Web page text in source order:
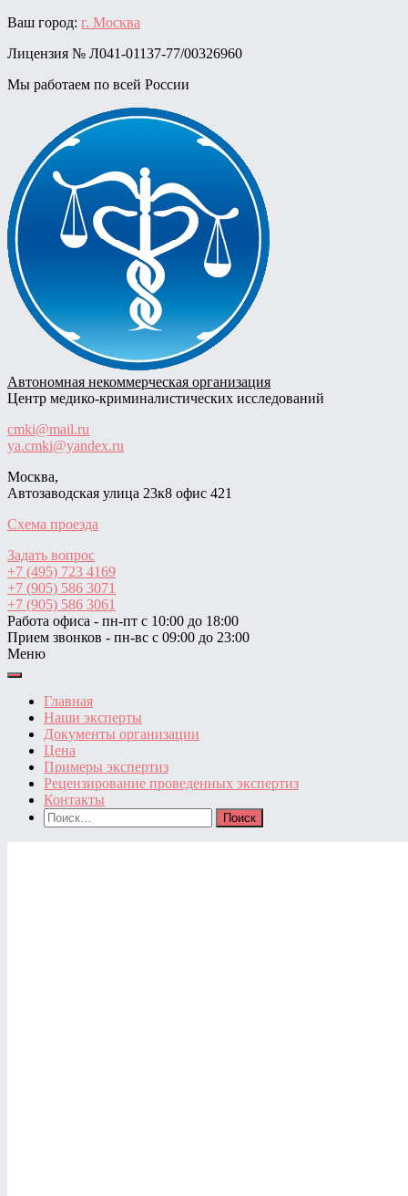
Skip
content
Ваш город: г. Москва
Лицензия № Л041-01137-77/00326960
Мы работаем по всей России
Автономная некоммерческая организация
Центр медико-криминалистических исследований
cmki@mail.ru
ya.cmki@yandex.ru
Москва,
Автозаводская улица 23к8 офис 421
Схема проезда
Задать вопрос
+7 (495) 723 4169
+7 (905) 586 3071
+7 (905) 586 3061
Работа офиса - пн-пт с 10:00 до 18:00
Прием звонков - пн-вс с 09:00 до 23:00
Меню
Главная
Наши эксперты
Документы организации
Цена
Примеры экспертиз
Рецензирование проведенных экспертиз
Контакты
Найти: